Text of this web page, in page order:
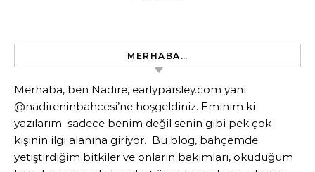
MERHABA…
Merhaba, ben Nadire, earlyparsley.com yani
@nadireninbahcesi’ne hoşgeldiniz. Eminim ki
yazılarım sadece benim değil senin gibi pek çok
kişinin ilgi alanına giriyor. Bu blog, bahçemde
yetiştirdiğim bitkiler ve onların bakımları, okuduğum